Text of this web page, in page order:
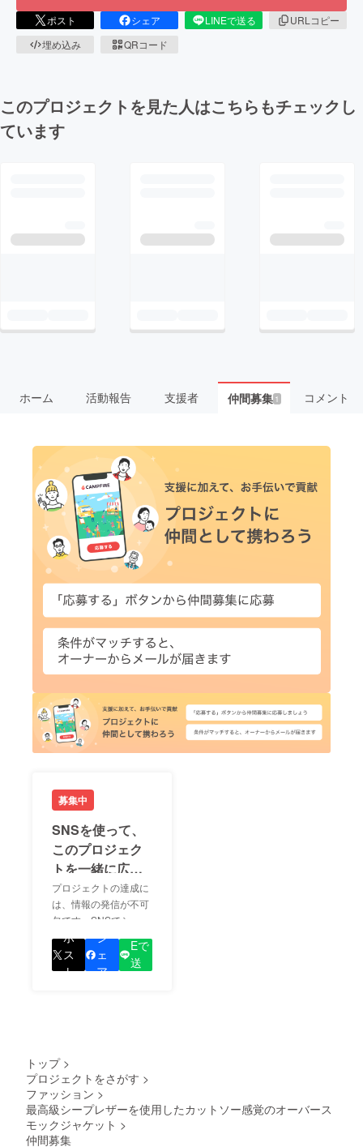
ポスト シェア LINEで送る
URLコピー
埋め込み
QRコード
このプロジェクトを見た人はこちらもチェックし
ています
ホーム 活動報告 支援者 仲間募集 1 コメント
募集中
SNSを使って、
このプロジェク
トを一緒に広め
ましょう！
プロジェクトの達成に
は、情報の発信が不可
欠です。SNSでシェア
をして、あなたが応援
しているプロジェクト
の良さを知ってもらい
ポ
ス
ト
シ
ェ
ア
Eで
送
トップ >
プロジェクトをさがす >
ファッション >
最高級シープレザーを使用したカットソー感覚のオーバース
モックジャケット >
仲間募集